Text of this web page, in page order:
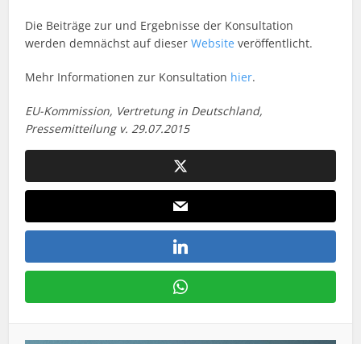
Die Beiträge zur und Ergebnisse der Konsultation
werden demnächst auf dieserWebsite veröffentlicht.
Mehr Informationen zur Konsultation hier.
EU-Kommission, Vertretung in Deutschland,
Pressemitteilung v. 29.07.2015